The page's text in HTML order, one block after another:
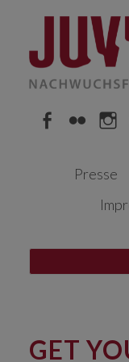
Inhalt
Presse
GET